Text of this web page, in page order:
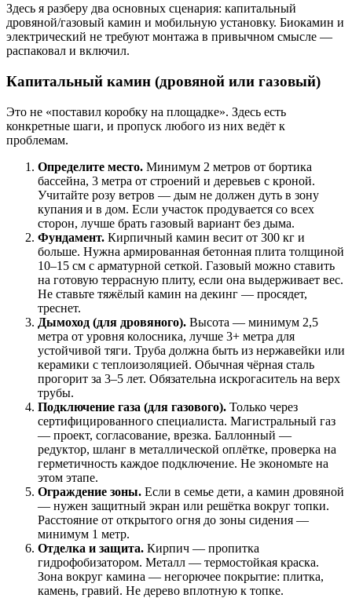
Здесь я разберу два основных сценария: капитальный
дровяной/газовый камин и мобильную установку. Биокамин и
электрический не требуют монтажа в привычном смысле —
распаковал и включил.
Капитальный камин (дровяной или газовый)
Это не «поставил коробку на площадке». Здесь есть
конкретные шаги, и пропуск любого из них ведёт к
проблемам.
Определите место. Минимум 2 метров от бортика
бассейна, 3 метра от строений и деревьев с кроной.
Учитайте розу ветров — дым не должен дуть в зону
купания и в дом. Если участок продувается со всех
сторон, лучше брать газовый вариант без дыма.
Фундамент. Кирпичный камин весит от 300 кг и
больше. Нужна армированная бетонная плита толщиной
10–15 см с арматурной сеткой. Газовый можно ставить
на готовую террасную плиту, если она выдерживает вес.
Не ставьте тяжёлый камин на декинг — просядет,
треснет.
Дымоход (для дровяного). Высота — минимум 2,5
метра от уровня колосника, лучше 3+ метра для
устойчивой тяги. Труба должна быть из нержавейки или
керамики с теплоизоляцией. Обычная чёрная сталь
прогорит за 3–5 лет. Обязательна искрогаситель на верх
трубы.
Подключение газа (для газового). Только через
сертифицированного специалиста. Магистральный газ
— проект, согласование, врезка. Баллонный —
редуктор, шланг в металлической оплётке, проверка на
герметичность каждое подключение. Не экономьте на
этом этапе.
Ограждение зоны. Если в семье дети, а камин дровяной
— нужен защитный экран или решётка вокруг топки.
Расстояние от открытого огня до зоны сидения —
минимум 1 метр.
Отделка и защита. Кирпич — пропитка
гидрофобизатором. Металл — термостойкая краска.
Зона вокруг камина — негорючее покрытие: плитка,
камень, гравий. Не дерево вплотную к топке.